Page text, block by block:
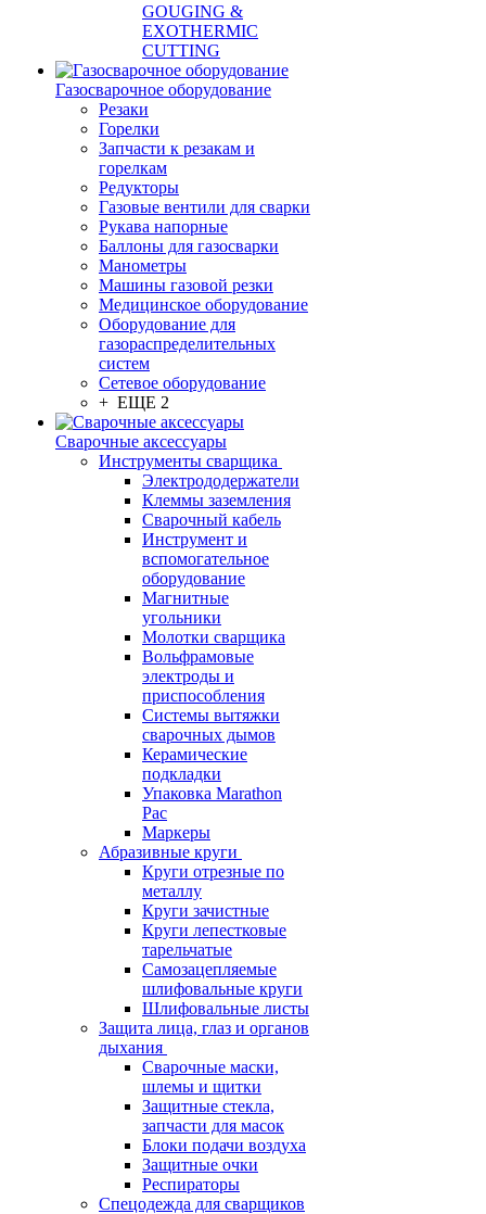
GOUGING &
EXOTHERMIC
CUTTING
Газосварочное оборудование
Резаки
Горелки
Запчасти к резакам и
горелкам
Редукторы
Газовые вентили для сварки
Рукава напорные
Баллоны для газосварки
Манометры
Машины газовой резки
Медицинское оборудование
Оборудование для
газораспределительных
систем
Сетевое оборудование
+ ЕЩЕ 2
Сварочные аксессуары
Инструменты сварщика
Электрододержатели
Клеммы заземления
Сварочный кабель
Инструмент и
вспомогательное
оборудование
Магнитные
угольники
Молотки сварщика
Вольфрамовые
электроды и
приспособления
Системы вытяжки
сварочных дымов
Керамические
подкладки
Упаковка Marathon
Pac
Маркеры
Абразивные круги
Круги отрезные по
металлу
Круги зачистные
Круги лепестковые
тарельчатые
Самозацепляемые
шлифовальные круги
Шлифовальные листы
Защита лица, глаз и органов
дыхания
Сварочные маски,
шлемы и щитки
Защитные стекла,
запчасти для масок
Блоки подачи воздуха
Защитные очки
Респираторы
Спецодежда для сварщиков